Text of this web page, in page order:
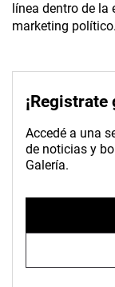
línea dentro de la
marketing político.
Accedé a una
de noticias y
Galería.